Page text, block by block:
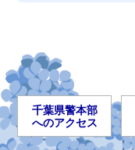
千葉県警本部
へのアクセス